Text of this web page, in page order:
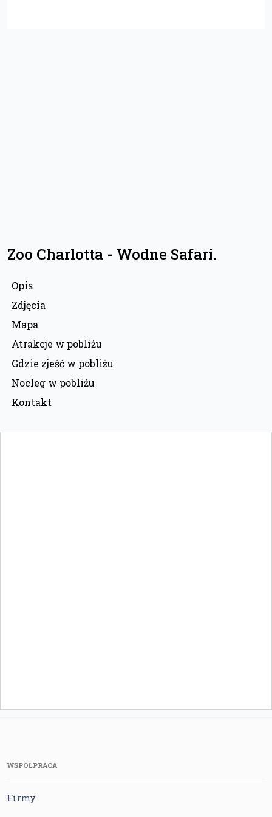
Zoo Charlotta - Wodne Safari.
Opis
Zdjęcia
Mapa
Atrakcje w pobliżu
Gdzie zjeść w pobliżu
Nocleg w pobliżu
Kontakt
WSPÓŁPRACA
Firmy